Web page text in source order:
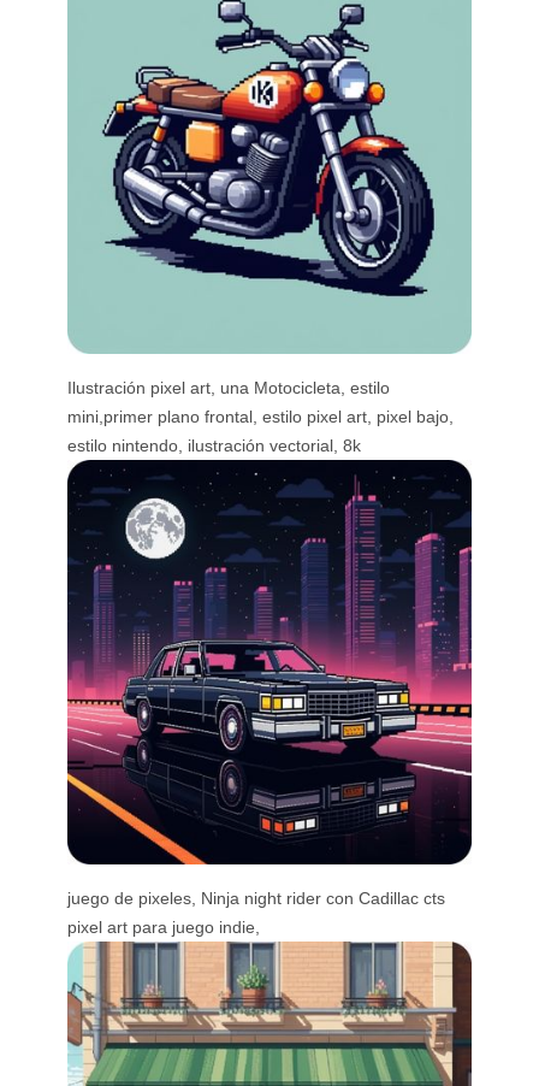
Ilustración pixel art, una Motocicleta, estilo
mini,primer plano frontal, estilo pixel art, pixel bajo,
estilo nintendo, ilustración vectorial, 8k
juego de pixeles, Ninja night rider con Cadillac cts
pixel art para juego indie,